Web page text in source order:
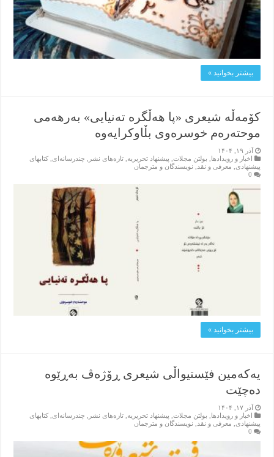
بیشتر بخوانید »
کۆمەڵە شیعری «پا هەڵگرە تەنیایی» بەرهەمی
موحتەرەم خوسرەوی بڵاوکرایەوە
آذر ۱۹, ۱۴۰۴
اخبار و رویدادها
بولتن مجلات پیشنهاد تحریریه ,تازەهای نشر چندرسانه‌ای ,کتابهای
پیشنهادی
معرفی و نقد
نویسندگان و مترجمان
0
بیشتر بخوانید »
یەکەمین فێستیواڵی شیعری ڕۆژەڤ بەڕێوە
دەچێت
آذر ۱۷, ۱۴۰۴
اخبار و رویدادها
بولتن مجلات پیشنهاد تحریریه ,تازەهای نشر چندرسانه‌ای ,کتابهای
پیشنهادی
معرفی و نقد
نویسندگان و مترجمان
0